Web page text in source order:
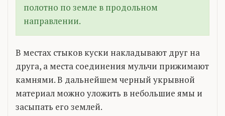
полотно по земле в продольном
направлении.
В местах стыков куски накладывают друг на
друга, а места соединения мульчи прижимают
камнями. В дальнейшем черный укрывной
материал можно уложить в небольшие ямы и
засыпать его землей.